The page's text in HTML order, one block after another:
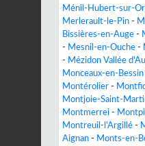
Ménil-Hubert-sur-
Merlerault-le-Pin -
Bissières-en-Auge -
- Mesnil-en-Ouche -
- Mézidon Vallée
Monceaux-en-Bessin
Montérolier -
Montjoie-Saint-
Montmerrei -
Montreuil-l'Argillé -
Aignan - Monts-en-